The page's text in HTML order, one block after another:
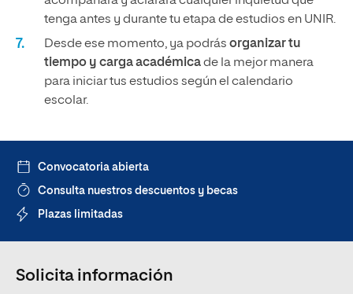
tenga antes y durante tu etapa de estudios en UNIR.
Desde ese momento, ya podrás organizar tu
tiempo y carga académicade la mejor manera
para iniciar tus estudios según el calendario
escolar.
Convocatoria abierta
Consulta nuestros descuentos y becas
Plazas limitadas
Solicita información